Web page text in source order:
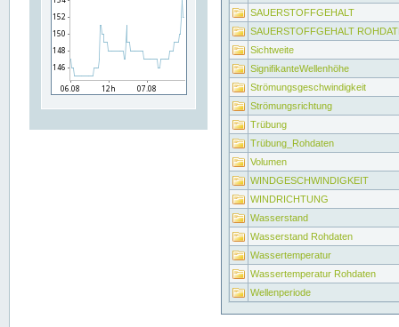
SAUERSTOFFGEHALT
SAUERSTOFFGEHALT
Sichtweite
SignifikanteWellenhöhe
Strömungsgeschwindigkeit
Strömungsrichtung
Trübung
Trübung_Rohdaten
Volumen
WINDGESCHWINDIGKEIT
WINDRICHTUNG
Wasserstand
Wasserstand Rohdaten
Wassertemperatur
Wassertemperatur Rohdaten
Wellenperiode